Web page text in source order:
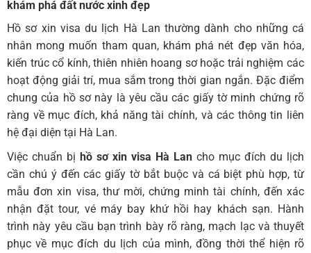
khám phá đất nước xinh đẹp
Hồ sơ xin visa du lịch Hà Lan thường dành cho những cá
nhân mong muốn tham quan, khám phá nét đẹp văn hóa,
kiến trúc cổ kính, thiên nhiên hoang sơ hoặc trải nghiệm các
hoạt động giải trí, mua sắm trong thời gian ngắn. Đặc điểm
chung của hồ sơ này là yêu cầu các giấy tờ minh chứng rõ
ràng về mục đích, khả năng tài chính, và các thông tin liên
hệ đại diện tại Hà Lan.
Việc chuẩn bị hồ sơ xin visa Hà Lan cho mục đích du lịch
cần chú ý đến các giấy tờ bắt buộc và cá biệt phù hợp, từ
mẫu đơn xin visa, thư mời, chứng minh tài chính, đến xác
nhận đặt tour, vé máy bay khứ hồi hay khách sạn. Hành
trình này yêu cầu bạn trình bày rõ ràng, mạch lạc và thuyết
phục về mục đích du lịch của mình, đồng thời thể hiện rõ